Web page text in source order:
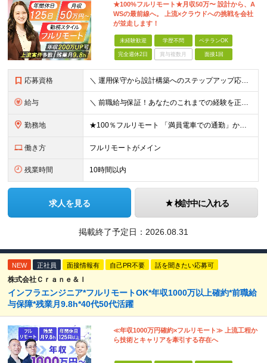
★100%フルリモート★月収50万〜 設計から、A
WSの最前線へ。 上流×クラウドへの挑戦を会社
が並走します！
未経験歓迎 学歴不問 ベテランOK
完全週休2日 賞与複数月 面接1回
応募資格 ＼ 運用保守から設計構築へのステップアップ応援！ ／ ★学歴・分野不問（運用保守経験のみでも歓迎） ★「設計・構築に挑戦したい」「市場価値を高めたい」という意欲を重視！ ┗豊富な案件（SIer直下など
給与 ＼ 前職給与保証！あなたのこれまでの経験を正当評価 ／ ★月収50万円～スタート！【年俸600万～1,162万8,000円（12分割）】 ――「頑張りが給与に直結しない…」そんな不満とは無縁の環境で
勤務地 ★100％フルリモート 「満員電車での通勤」から卒業できます！ ★転勤なし 【本社】 東京都新宿区神楽坂1-2 研究社英語センタービル3階 本社またはプロジェクト先にて勤務いただきます！ ※プロジ
働き方 フルリモートがメイン
残業時間 10時間以内
求人を見る 検討中に入れる
掲載終了予定日： 2026.08.31
NEW 正社員 面接情報有 自己PR不要 話を聞きたい応募可
株式会社Ｃｒａｎｅ＆Ｉ
インフラエンジニア*フルリモートOK*年収1000万以上確約*前職給
与保障*残業月9.8h*40代50代活躍
≪年収1000万円確約×フルリモート≫ 上流工程か
ら技術とキャリアを牽引する存在へ